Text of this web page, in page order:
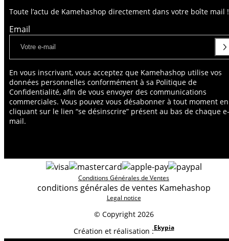
Toute l’actu de Kamehashop directement dans votre boîte mail !
Email
En vous inscrivant, vous acceptez que Kamehashop utilise vos
données personnelles conformément à sa Politique de
Confidentialité, afin de vous envoyer des communications
commerciales. Vous pouvez vous désabonner à tout moment en
cliquant sur le lien “se désinscrire” présent au bas de chaque e-
mail.
© Copyright 2026
Conditions Générales de Ventes
conditions générales de ventes Kamehashop
Legal notice
Création et réalisation :Ekypia